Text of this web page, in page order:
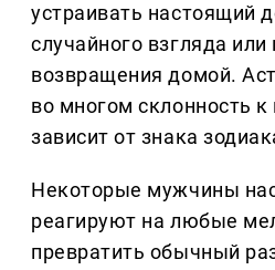
устраивать настоящий
случайного взгляда или
возвращения домой.
во многом склонность к
зависит от знака
Некоторые мужчины
реагируют на любые
превратить обычный